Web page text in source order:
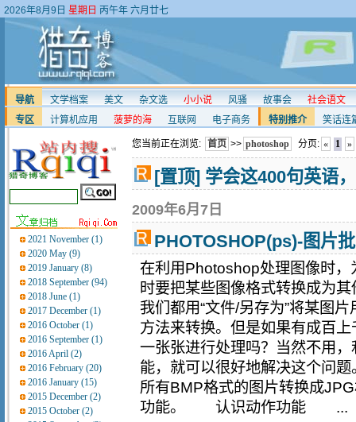
2026年8月9日 星期日 丙午年 六月廿七
导航 文学档案 美文 杂文选 小小说 风骚 故事会
社会语文
专区
计算机应用 菠萝的海 互联网 电子商务 特别推介 笑话连
2021 November (1)
2020 May (9)
2019 January (8)
2018 September (94)
2018 June (1)
2017 December (1)
2016 October (1)
2016 September (1)
2016 April (2)
2016 February (20)
2016 January (15)
2015 December (2)
2015 October (2)
您当前正在浏览: 首页 >> photoshop 分页: « 1 »
[置顶] 学会这400句英语
2009年6月7日
PHOTOSHOP(ps)-图片
在利用Photoshop处理图像时
时要把某些图像格式转换成为
我们都用“文件/另存为”将某图
方法来转换。但是如果有成百
一张张进行处理吗？当然不用
能，就可以很好地解决这个问
所有BMP格式的图片转换成
功能。 认识动作功能 ...